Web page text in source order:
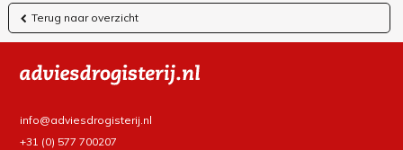
Terug naar overzicht
info@adviesdrogisterij.nl
+31 (0) 577 700207